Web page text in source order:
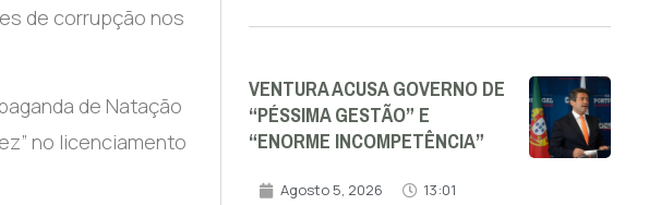
de corrupção nos
de Natação
no licenciamento
VENTURA ACUSA GOVERNO DE
“PÉSSIMA GESTÃO” E
“ENORME INCOMPETÊNCIA”
Agosto 5, 2026 13:01